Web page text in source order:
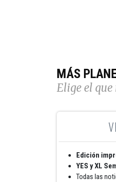
MÁS
Elige el
Edición
YES y XL
Todas las